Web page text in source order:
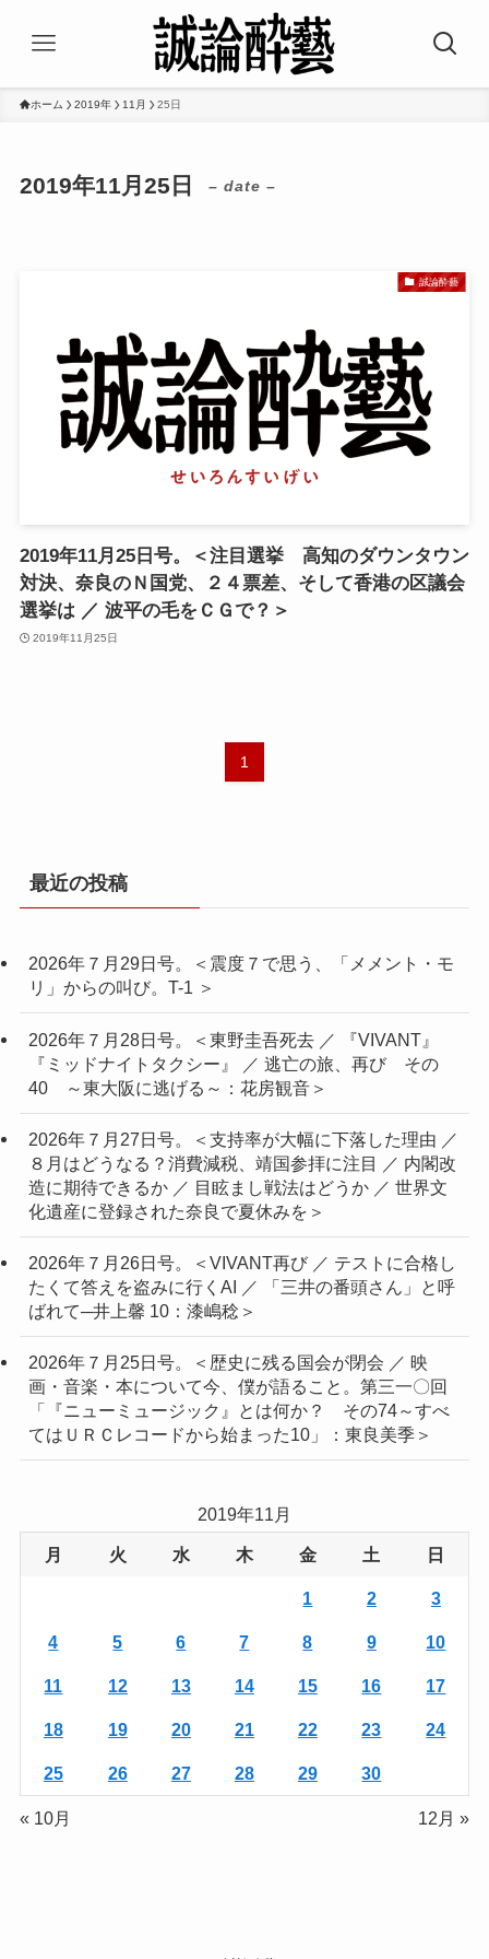
ホーム 2019年 11月 25日
2019年11月25日 – date –
誠論酔藝
2019年11月25日号。＜注目選挙 高知のダウンタウン
対決、奈良のＮ国党、２４票差、そして香港の区議会
選挙は ／ 波平の毛をＣＧで？＞
2019年11月25日
1
最近の投稿
2026年７月29日号。＜震度７で思う、「メメント・モ
リ」からの叫び。T-1 ＞
2026年７月28日号。＜東野圭吾死去 ／ 『VIVANT』
『ミッドナイトタクシー』 ／ 逃亡の旅、再び その
40 ～東大阪に逃げる～：花房観音＞
2026年７月27日号。＜支持率が大幅に下落した理由 ／
８月はどうなる？消費減税、靖国参拝に注目 ／ 内閣改
造に期待できるか ／ 目眩まし戦法はどうか ／ 世界文
化遺産に登録された奈良で夏休みを＞
2026年７月26日号。＜VIVANT再び ／ テストに合格し
たくて答えを盗みに行くAI ／ 「三井の番頭さん」と呼
ばれて─井上馨 10：漆嶋稔＞
2026年７月25日号。＜歴史に残る国会が閉会 ／ 映
画・音楽・本について今、僕が語ること。第三一〇回
「『ニューミュージック』とは何か？ その74～すべ
てはＵＲＣレコードから始まった10」：東良美季＞
2019年11月
月 火 水 木 金 土 日
1 2 3
4 5 6 7 8 9 10
11 12 13 14 15 16 17
18 19 20 21 22 23 24
25 26 27 28 29 30
« 10月 12月 »